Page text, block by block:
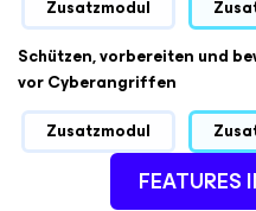
Zusatzmodul
Schützen, vorbereiten und
vor Cyberangriffen
Zusatzmodul
FEATURES